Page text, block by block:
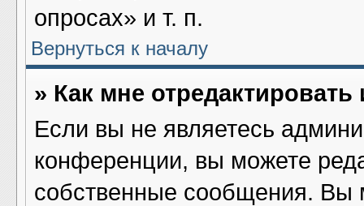
опросах» и т. п.
Вернуться к началу
» Как мне
Если вы не являетесь
конференции, вы можете
собственные сообщения. Вы